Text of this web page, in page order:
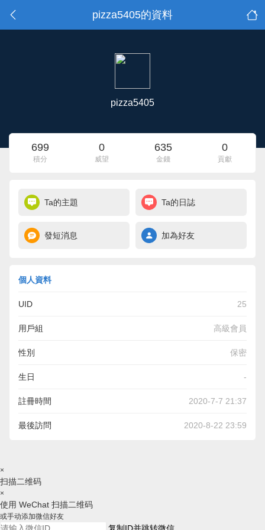
pizza5405的資料
pizza5405
699
積分
0
威望
635
金錢
0
貢獻
Ta的主題 Ta的日誌
發短消息 加為好友
個人資料
UID 25
用戶組 高級會員
性別 保密
生日 -
註冊時間 2020-7-7 21:37
最後訪問 2020-8-22 23:59
×
扫描二维码
×
使用 WeChat 扫描二维码
或手动添加微信好友